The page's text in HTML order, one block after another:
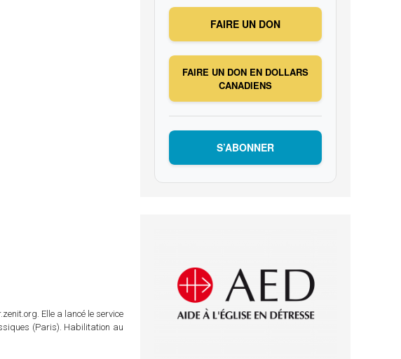
Elle a lancé le service
(Paris). Habilitation au
FAIRE UN DON
FAIRE UN DON EN DOLLARS
CANADIENS
S’ABONNER